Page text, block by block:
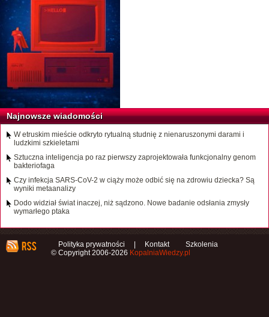
Najnowsze wiadomości
W etruskim mieście odkryto rytualną studnię z nienaruszonymi darami i
ludzkimi szkieletami
Sztuczna inteligencja po raz pierwszy zaprojektowała funkcjonalny genom
bakteriofaga
Czy infekcja SARS-CoV-2 w ciąży może odbić się na zdrowiu dziecka? Są
wyniki metaanalizy
Dodo widział świat inaczej, niż sądzono. Nowe badanie odsłania zmysły
wymarłego ptaka
Polityka prywatności Kontakt
Szkolenia
© Copyright 2006-2026 KopalniaWiedzy.pl